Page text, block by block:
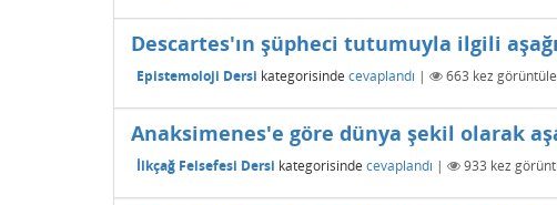
Descartes'ın şüpheci tutumuyla ilgili
Epistemoloji Dersi kategorisinde cevaplandı | 663 kez
Anaksimenes'e göre dünya şekil olarak
İlkçağ Felsefesi Dersi kategorisinde cevaplandı | 933 kez